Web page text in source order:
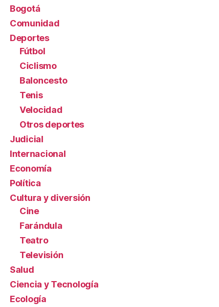
Bogotá
Comunidad
Deportes
Fútbol
Ciclismo
Baloncesto
Tenis
Velocidad
Otros deportes
Judicial
Internacional
Economía
Política
Cultura y diversión
Cine
Farándula
Teatro
Televisión
Salud
Ciencia y Tecnología
Ecología